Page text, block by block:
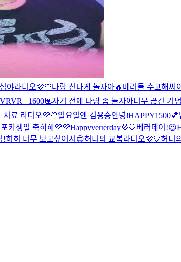
야라디오💜🤍나랑 신나게 놀자아🔥 베러들 수고해써
VRVR +1600💟자기 전에 나랑 좀 놀자아너무 끊긴 기
치료 라디오💜🤍일요일엔 김용승안녕!HAPPY1500💕
카생일 축하해💜💜Happyverrerday💜🤍베러데이!😍
!히히 너무 보고싶어서😍허니의 교복라디오💜🤍허니